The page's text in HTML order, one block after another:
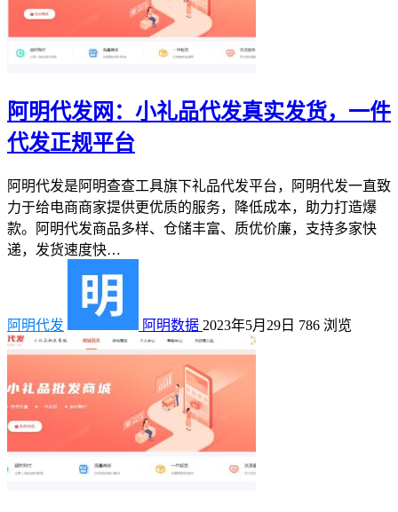
阿明代发网：小礼品代发真实发货，一件
代发正规平台
阿明代发是阿明查查工具旗下礼品代发平台，阿明代发一直致
力于给电商商家提供更优质的服务，降低成本，助力打造爆
款。阿明代发商品多样、仓储丰富、质优价廉，支持多家快
递，发货速度快…
阿明代发 阿明数据 2023年5月29日 786 浏览